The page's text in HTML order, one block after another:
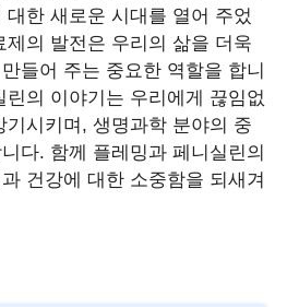
대한 새로운 시대를 열어 주었
제의 발전은 우리의 삶을 더욱
들어 주는 중요한 역할을 합니
린의 이야기는 우리에게 끊임없
기시키며, 생명과학 분야의 중
다. 함께 플레밍과 페니실린의
건강에 대한 소중함을 되새겨